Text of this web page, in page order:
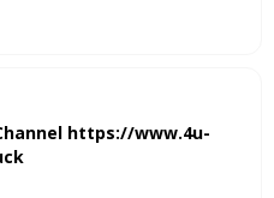
https://www.4u-